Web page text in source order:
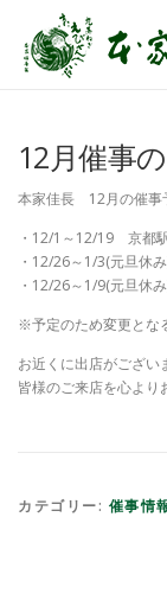
コンテンツへスキップ
12月催事
本家佳長 12月の催事
・12/1～12/19 京都
・12/26～1/3(元旦休
・12/26～1/9(元旦休
※予定のため変更とな
お近くに出店がござい
皆様のご来店を心より
カテゴリー: 催事情